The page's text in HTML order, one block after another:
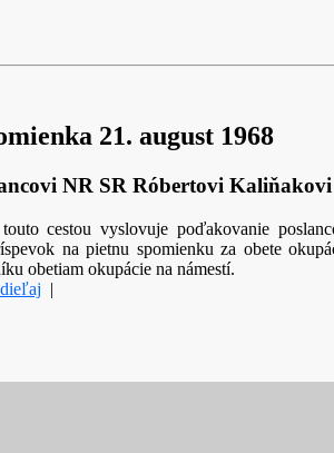
21. august 1968
NR SR Róbertovi Kaliňakovi
cestou vyslovuje poďakovanie
na pietnu spomienku za obete
obetiam okupácie na námestí.
|